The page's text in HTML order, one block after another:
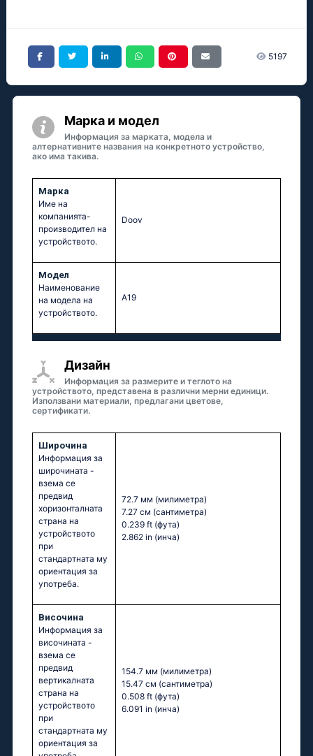
5197
Марка и модел
Информация за марката, модела и
алтернативните названия на конкретното устройство,
ако има такива.
Марка
Име на
компанията-
производител на
устройството.
Doov
Модел
Наименование
на модела на
устройството.
A19
Дизайн
Информация за размерите и теглото на
устройството, представена в различни мерни единици.
Използвани материали, предлагани цветове,
сертификати.
Широчина
Информация за
широчината -
взема се
предвид
хоризонталната
страна на
устройството
при
стандартната му
ориентация за
употреба.
72.7 мм (милиметра)
7.27 см (сантиметра)
0.239 ft (фута)
2.862 in (инча)
Височина
Информация за
височината -
взема се
предвид
вертикалната
страна на
устройството
при
стандартната му
ориентация за
154.7 мм (милиметра)
15.47 см (сантиметра)
0.508 ft (фута)
6.091 in (инча)